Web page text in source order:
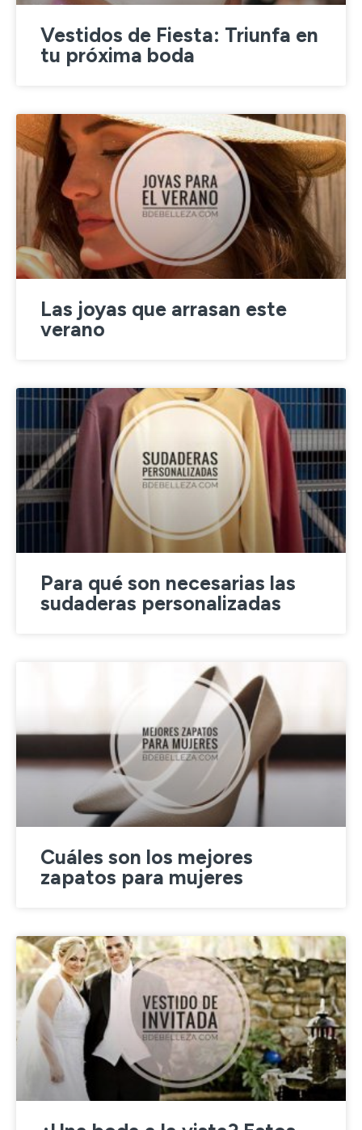
Vestidos de Fiesta: Triunfa en
tu próxima boda
Las joyas que arrasan este
verano
Para qué son necesarias las
sudaderas personalizadas
Cuáles son los mejores
zapatos para mujeres